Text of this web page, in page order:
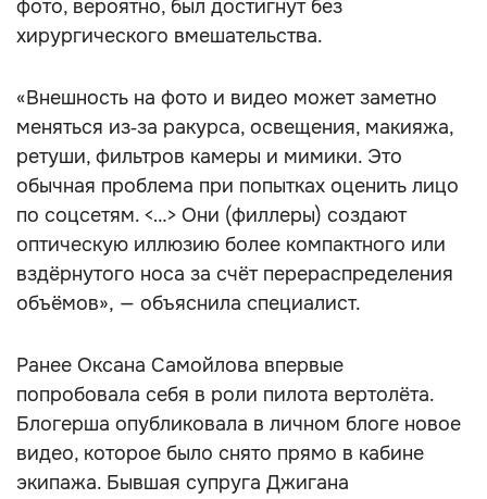
фото, вероятно, был достигнут без
хирургического вмешательства.
«Внешность на фото и видео может заметно
меняться из‑за ракурса, освещения, макияжа,
ретуши, фильтров камеры и мимики. Это
обычная проблема при попытках оценить лицо
по соцсетям. <…> Они (филлеры) создают
оптическую иллюзию более компактного или
вздёрнутого носа за счёт перераспределения
объёмов», — объяснила специалист.
Ранее Оксана Самойлова впервые
попробовала себя в роли пилота вертолёта.
Блогерша опубликовала в личном блоге новое
видео, которое было снято прямо в кабине
экипажа. Бывшая супруга Джигана